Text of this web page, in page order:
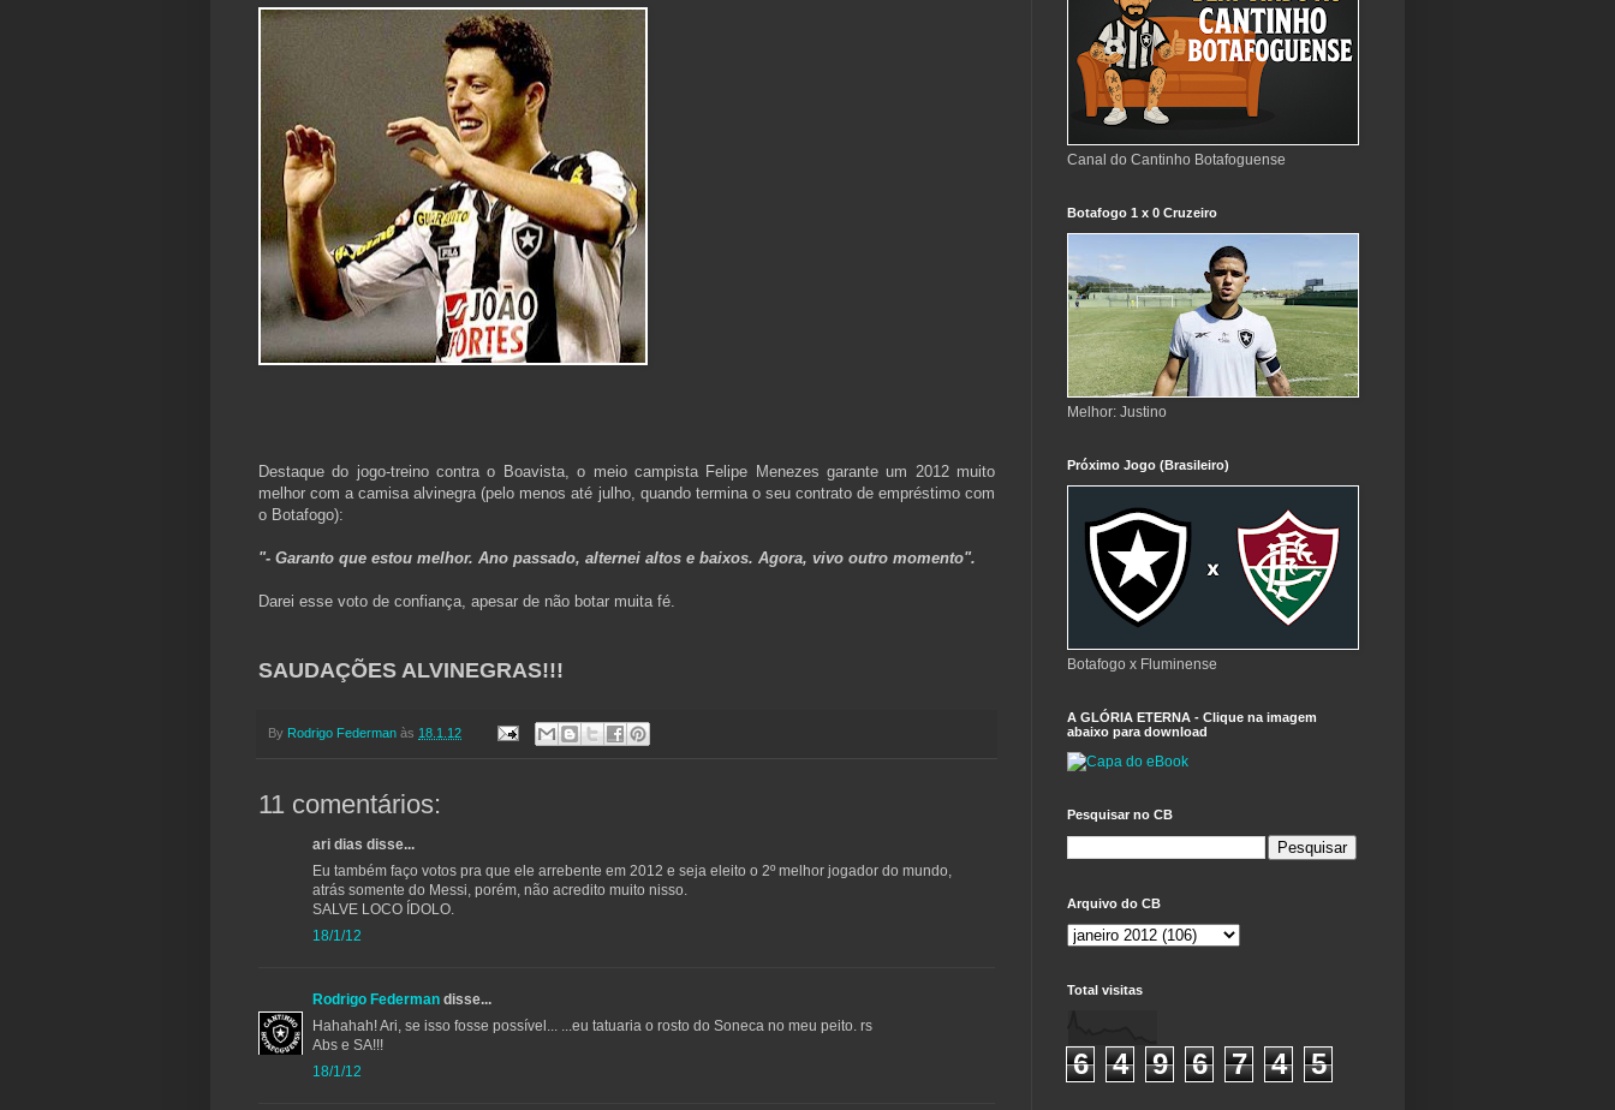
Destaque do jogo-treino contra o Boavista, o meio campista Felipe Menezes garante um 2012 muito
melhor com a camisa alvinegra (pelo menos até julho, quando termina o seu contrato de empréstimo com
o Botafogo):
"- Garanto que estou melhor. Ano passado, alternei altos e baixos. Agora, vivo outro momento".
Darei esse voto de confiança, apesar de não botar muita fé.
SAUDAÇÕES ALVINEGRAS!!!
By Rodrigo Federman às 18.1.12
11 comentários:
ari dias disse...
Eu também faço votos pra que ele arrebente em 2012 e seja eleito o 2º melhor jogador do mundo,
atrás somente do Messi, porém, não acredito muito nisso.
SALVE LOCO ÍDOLO.
18/1/12
Rodrigo Federman disse...
Hahahah! Ari, se isso fosse possível... ...eu tatuaria o rosto do Soneca no meu peito. rs
Abs e SA!!!
18/1/12
Canal do Cantinho Botafoguense
Botafogo 1 x 0 Cruzeiro
Melhor: Justino
Próximo Jogo (Brasileiro)
Botafogo x Fluminense
A GLÓRIA ETERNA - Clique na imagem
abaixo para download
Pesquisar no CB
Arquivo do CB
Total visitas
6 4 9 6 7 4 5